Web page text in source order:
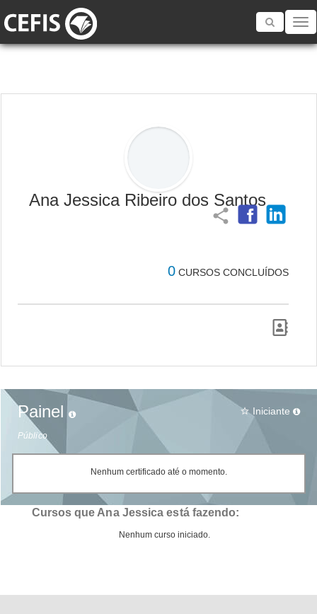
Toggle
Ana Jessica Ribeiro dos Santos
share
0 CURSOS CONCLUÍDOS
Painel
Público
star_border Iniciante
Nenhum certificado até o momento.
Cursos que Ana Jessica está fazendo:
Nenhum curso iniciado.